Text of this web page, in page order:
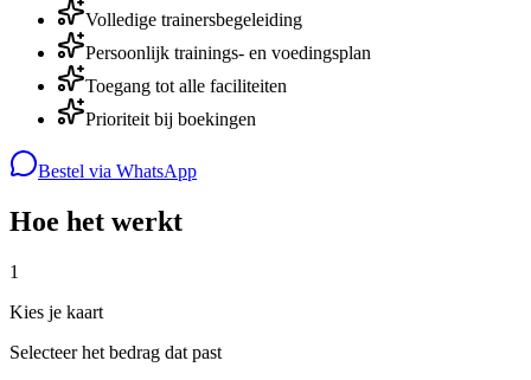
Volledige trainersbegeleiding
Persoonlijk trainings- en voedingsplan
Toegang tot alle faciliteiten
Prioriteit bij boekingen
Bestel via WhatsApp
Hoe het werkt
1
Kies je kaart
Selecteer het bedrag dat past